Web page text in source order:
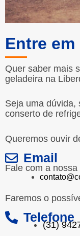
Entre
Quer saber mais
geladeira na
Seja uma dúvida,
conserto de
Queremos ouvir
Email
Fale com a
Faremos o
Telefone
(31)